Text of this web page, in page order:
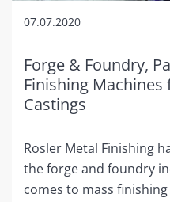
07.07.2020
Forge & Foundry,
Finishing
Castings
Rosler Metal Finishing
the forge and foundry
comes to mass